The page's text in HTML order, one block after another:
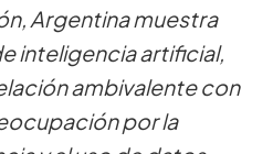
Argentina muestra
inteligencia artificial,
ambivalente con
por la